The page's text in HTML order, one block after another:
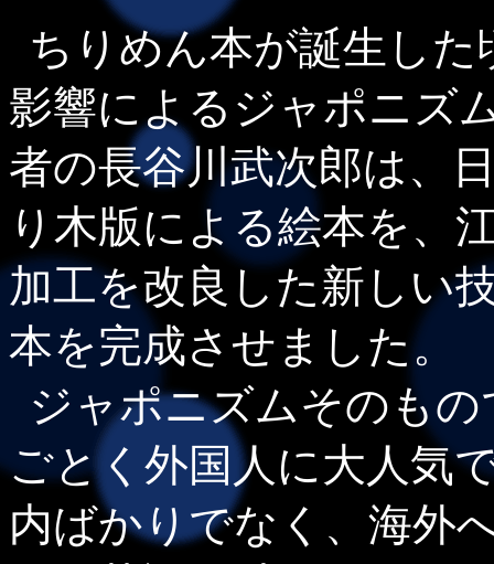
ちりめん本が誕生し
影響によるジャポニズ
者の長谷川武次郎は、
り木版による絵本を、
加工を改良した新しい
本を完成させました。
ジャポニズムそのも
ごとく外国人に大人気
内ばかりでなく、海外